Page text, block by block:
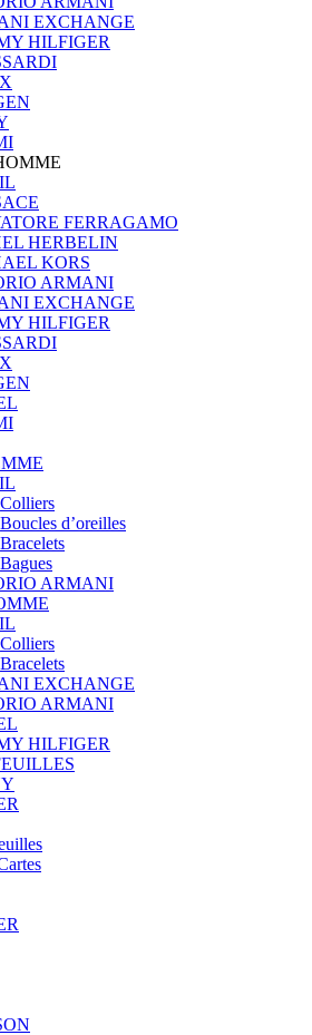
EXCHANGE
HILFIGER
FERRAGAMO
HERBELIN
KORS
ARMANI
EXCHANGE
HILFIGER
Colliers
Boucles d’oreilles
Bracelets
Bagues
ARMANI
Colliers
Bracelets
EXCHANGE
ARMANI
HILFIGER